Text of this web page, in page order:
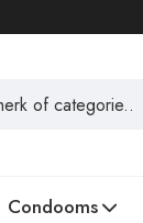
Condooms